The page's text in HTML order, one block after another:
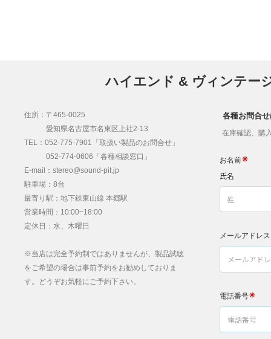
ハイエンド & ヴィンテー
住所：〒465-0025
愛知県名古屋市名東区上社2-13
TEL：052-775-7901「取扱い製品のお問合せ」
052-774-0606「各種相談窓口」
E-mail：stereo@sound-pit.jp
駐車場：8台
最寄り駅：地下鉄東山線 本郷駅
営業時間：10:00~18:00
定休日：水、木曜日
※当店は完全予約制ではありませんが、製品試聴
をご希望の場合は事前予約をお勧めしておりま
す。どうぞお気軽にご予約下さい。
各種お問合
在庫確認、購